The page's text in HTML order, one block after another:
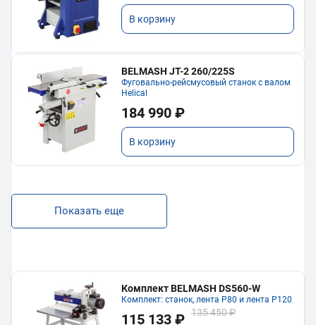
В корзину
BELMASH JT-2 260/225S
Фуговально-рейсмусовый станок с валом
Helical
184 990 ₽
В корзину
Показать еще
Комплект BELMASH DS560-W
Комплект: станок, лента P80 и лента P120
115 133 ₽ 135 450 ₽